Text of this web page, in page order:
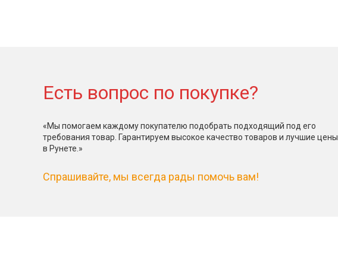
Есть вопрос по покупке?
«Мы помогаем каждому покупателю подобрать подходящий под его
требования товар. Гарантируем высокое качество товаров и лучшие цены
в Рунете.»
Спрашивайте, мы всегда рады помочь вам!